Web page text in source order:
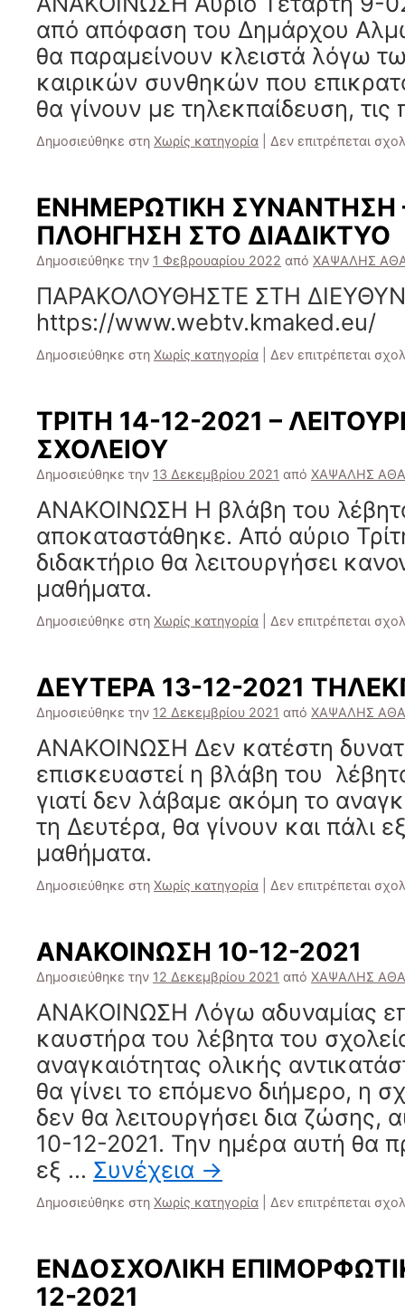
από απόφαση του Δημάρχου
θα παραμείνουν κλειστά λόγω
καιρικών συνθηκών που
θα γίνουν με τηλεκπαίδευση,
Δημοσιεύθηκε στη Χωρίς κατηγορία Δεν επιτρέπεται
ΕΝΗΜΕΡΩΤΙΚΗ ΣΥΝΑΝΤΗΣΗ
ΠΛΟΗΓΗΣΗ ΣΤΟ ΔΙΑΔΙΚΤΥΟ
Δημοσιεύθηκε την 1 Φεβρουαρίου 2022 από ΧΑΨΑΛΗΣ
ΠΑΡΑΚΟΛΟΥΘΗΣΤΕ ΣΤΗ
https://www.webtv.kmaked.eu/
Δημοσιεύθηκε στη Χωρίς κατηγορία Δεν επιτρέπεται
ΤΡΙΤΗ 14-12-2021 –
ΣΧΟΛΕΙΟΥ
Δημοσιεύθηκε την 13 Δεκεμβρίου 2021 από ΧΑΨΑΛΗΣ
ΑΝΑΚΟΙΝΩΣΗ Η βλάβη του
αποκαταστάθηκε. Από αύριο
διδακτήριο θα λειτουργήσει
μαθήματα.
Δημοσιεύθηκε στη Χωρίς κατηγορία Δεν επιτρέπεται
ΔΕΥΤΕΡΑ 13-12-2021
Δημοσιεύθηκε την 12 Δεκεμβρίου 2021 από ΧΑΨΑΛΗΣ
ΑΝΑΚΟΙΝΩΣΗ Δεν κατέστη
επισκευαστεί η βλάβη του
γιατί δεν λάβαμε ακόμη το
τη Δευτέρα, θα γίνουν και πάλι
μαθήματα.
Δημοσιεύθηκε στη Χωρίς κατηγορία Δεν επιτρέπεται
ΑΝΑΚΟΙΝΩΣΗ 10-12-2021
Δημοσιεύθηκε την 12 Δεκεμβρίου 2021 από ΧΑΨΑΛΗΣ
ΑΝΑΚΟΙΝΩΣΗ Λόγω αδυναμίας
καυστήρα του λέβητα του
αναγκαιότητας ολικής
θα γίνει το επόμενο διήμερο, η
δεν θα λειτουργήσει δια ζώσης,
10-12-2021. Την ημέρα αυτή θα
εξ … Συνέχεια →
Δημοσιεύθηκε στη Χωρίς κατηγορία Δεν επιτρέπεται
ΕΝΔΟΣΧΟΛΙΚΗ
12-2021